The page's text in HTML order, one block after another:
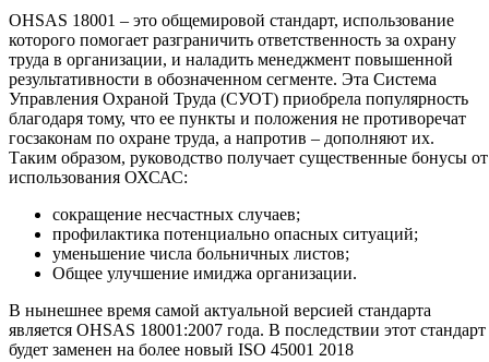
OHSAS 18001 – это общемировой стандарт, использование
которого помогает разграничить ответственность за охрану
труда в организации, и наладить менеджмент повышенной
результативности в обозначенном сегменте. Эта Система
Управления Охраной Труда (СУОТ) приобрела популярность
благодаря тому, что ее пункты и положения не противоречат
госзаконам по охране труда, а напротив – дополняют их.
Таким образом, руководство получает существенные бонусы от
использования ОХСАС:
сокращение несчастных случаев;
профилактика потенциально опасных ситуаций;
уменьшение числа больничных листов;
Общее улучшение имиджа организации.
В нынешнее время самой актуальной версией стандарта
является OHSAS 18001:2007 года. В последствии этот стандарт
будет заменен на более новый ISO 45001 2018